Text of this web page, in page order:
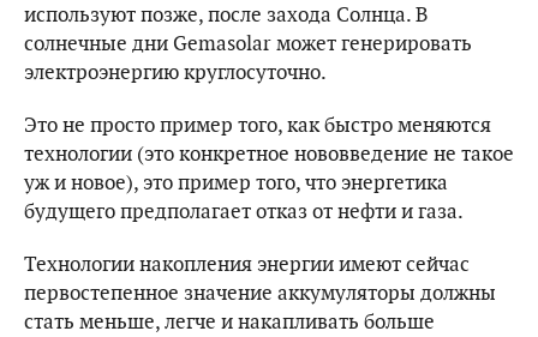
используют позже, после захода Солнца. В
солнечные дни Gemasolar может генерировать
электроэнергию круглосуточно.
Это не просто пример того, как быстро меняются
технологии (это конкретное нововведение не такое
уж и новое), это пример того, что энергетика
будущего предполагает отказ от нефти и газа.
Технологии накопления энергии имеют сейчас
первостепенное значение аккумуляторы должны
стать меньше, легче и накапливать больше